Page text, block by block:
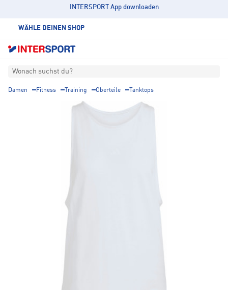
INTERSPORT App downloaden
WÄHLE DEINEN SHOP
Wonach suchst du?
Damen Fitness Training Oberteile Tanktops